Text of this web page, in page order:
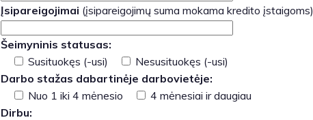
Įsipareigojimai (įsipareigojimų suma mokama kredito įstaigoms)
Šeimyninis statusas:
Susituokęs (-usi)
Nesusituokęs (-usi)
Darbo stažas dabartinėje darbovietėje:
Nuo 1 iki 4 mėnesio
4 mėnesiai ir daugiau
Dirbu: